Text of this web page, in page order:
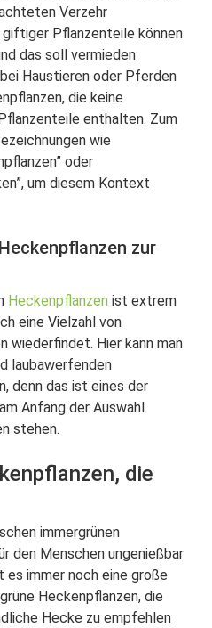
Verzehr
Pflanzenteile können
das soll vermieden
Haustieren oder Pferden
die keine
enthalten. Zum
wie
oder
um diesem Kontext
zur
Heckenpflanzen ist extrem
eine Vielzahl von
wiederfindet. Hier kann man
laubawerfenden
denn das ist eines der
Anfang der Auswahl
stehen.
die
immergrünen
den Menschen ungenießbar
immer noch eine große
Heckenpflanzen, die
Hecke zu empfehlen